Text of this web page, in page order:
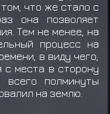
что же стало с
она позволяет
Тем не менее, на
процесс на
в виду чего,
с места в сторону
полминуты
на землю.